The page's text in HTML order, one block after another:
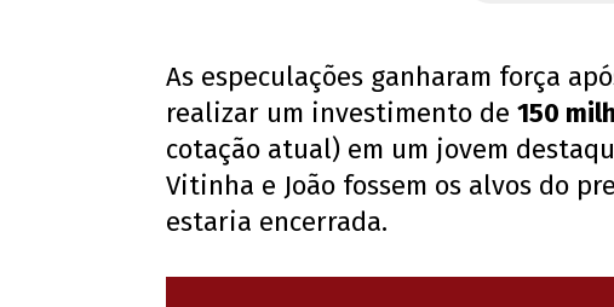
As especulações ganharam força
realizar um investimento de 150
cotação atual) em um jovem
Vitinha e João fossem os alvos do
estaria encerrada.